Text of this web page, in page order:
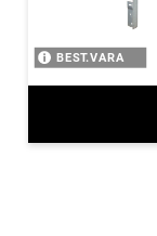
BEST.VARA